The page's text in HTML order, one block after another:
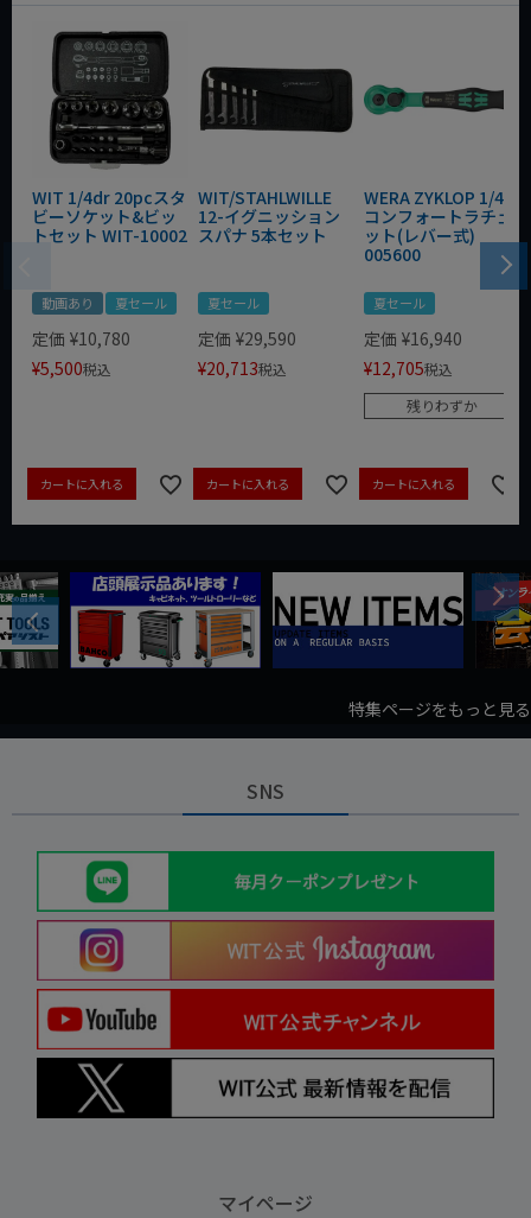
WIT 1/4dr 20pcスタ
ビーソケット&ビッ
トセット WIT-10002
動画あり 夏セール
定価 ¥10,780
¥5,500税込
カートに入れる
WIT/STAHLWILLE
12-イグニッション
スパナ 5本セット
夏セール
定価 ¥29,590
¥20,713税込
カートに入れる
WERA ZYKLOP 1/4"
コンフォートラチェ
ット(レバー式)
005600
夏セール
定価 ¥16,940
¥12,705税込
残りわずか
カートに入れる
Previous
Next
特集ページをもっと見る
SNS
マイページ